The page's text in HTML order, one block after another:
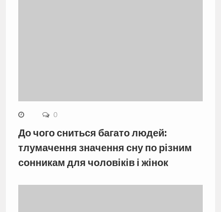
0
До чого сниться багато людей:
тлумачення значення сну по різним
сонникам для чоловіків і жінок